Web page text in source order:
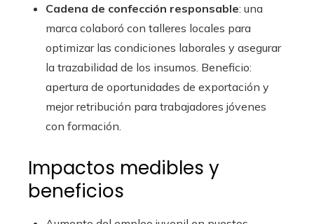
Cadena de confección responsable: una
marca colaboró con talleres locales para
optimizar las condiciones laborales y asegurar
la trazabilidad de los insumos. Beneficio:
apertura de oportunidades de exportación y
mejor retribución para trabajadores jóvenes
con formación.
Impactos medibles y
beneficios